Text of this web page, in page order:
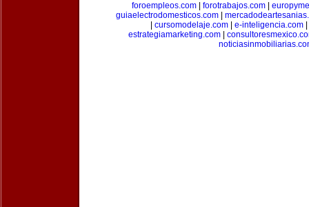
foroempleos.com
forotrabajos.com
guiaelectrodomesticos.com
cursomodelaje.com| e-inteligencia.com|
estrategiamarketing.com|